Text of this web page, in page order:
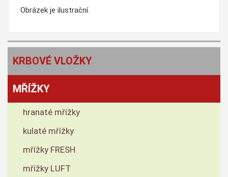
Obrázek je ilustrační.
KRBOVÉ VLOŽKY
MŘÍŽKY
hranaté mřížky
kulaté mřížky
mřížky FRESH
mřížky LUFT